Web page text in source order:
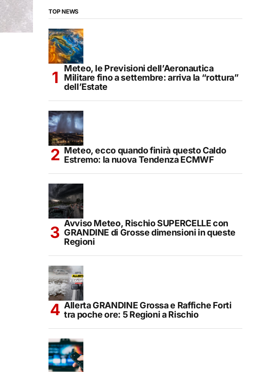
TOP NEWS
Meteo, le Previsioni dell’Aeronautica
Militare fino a settembre: arriva la “rottura”
dell’Estate
Meteo, ecco quando finirà questo Caldo
Estremo: la nuova Tendenza ECMWF
Avviso Meteo, Rischio SUPERCELLE con
GRANDINE di Grosse dimensioni in queste
Regioni
Allerta GRANDINE Grossa e Raffiche Forti
tra poche ore: 5 Regioni a Rischio